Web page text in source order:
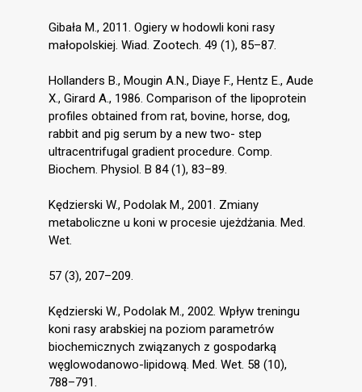
Gibała M., 2011. Ogiery w hodowli koni rasy
małopolskiej. Wiad. Zootech. 49 (1), 85–87.
Hollanders B., Mougin A.N., Diaye F., Hentz E., Aude
X., Girard A., 1986. Comparison of the lipoprotein
profiles obtained from rat, bovine, horse, dog,
rabbit and pig serum by a new two- step
ultracentrifugal gradient procedure. Comp.
Biochem. Physiol. B 84 (1), 83–89.
Kędzierski W., Podolak M., 2001. Zmiany
metaboliczne u koni w procesie ujeżdżania. Med.
Wet.
57 (3), 207–209.
Kędzierski W., Podolak M., 2002. Wpływ treningu
koni rasy arabskiej na poziom parametrów
biochemicznych związanych z gospodarką
węglowodanowo-lipidową. Med. Wet. 58 (10),
788–791.